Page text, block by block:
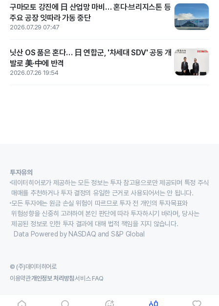
구마모토 강진에 日 산업망 마비… 혼다·브리지스톤 등
주요 공장 잇따라 가동 중단
2026.07.29 07:47
닛산 OS 품은 혼다… 日 연합군, '차세대 SDV' 공동 개
발로 美·中에 반격
2026.07.26 19:54
투자유의
데이터히어로가 제공하는 모든 정보는 투자 참고용으로만 제공되며 특정 주식
매매를 추천하거나 투자 결정의 유일한 근거로 사용되어서는 안 됩니다.
모든 투자에는 원금 손실 위험이 따르므로 투자 전 개인의 투자목표와
위험성향을 신중히 고려하여 본인 판단에 따라 투자하시기 바라며, 당사는
제공된 정보로 인한 투자 결과에 대해 법적 책임을 지지 않습니다.
Data Powered by NASDAQ and S&P Global
© (주)데이터히어로
이용약관개인정보 처리방침서비스 FAQ